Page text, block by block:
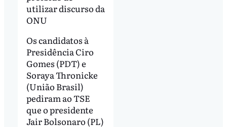
utilizar discurso da
ONU
Os candidatos à
Presidência Ciro
Gomes (PDT) e
Soraya Thronicke
(União Brasil)
pediram ao TSE
que o presidente
Jair Bolsonaro (PL)